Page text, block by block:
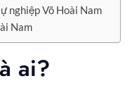
nghiệp Võ Hoài Nam
Nam
ai?